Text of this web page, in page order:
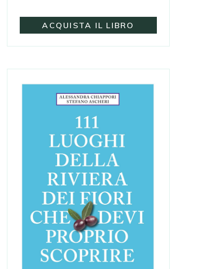
ACQUISTA IL LIBRO